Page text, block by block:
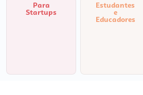
Para
Startups
Estudantes
e
Educadores